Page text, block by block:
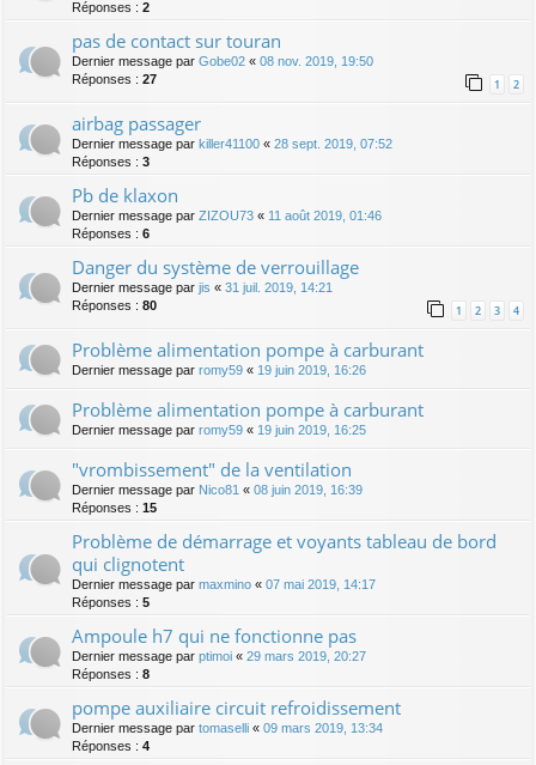
Réponses : 2
pas de contact sur touran
Dernier message par Gobe02 « 08 nov. 2019, 19:50
Réponses : 27 1 2
airbag passager
Dernier message par killer41100 « 28 sept. 2019, 07:52
Réponses : 3
Pb de klaxon
Dernier message par ZIZOU73 « 11 août 2019, 01:46
Réponses : 6
Danger du système de verrouillage
Dernier message par jis « 31 juil. 2019, 14:21
Réponses : 80 1 2 3 4
Problème alimentation pompe à carburant
Dernier message par romy59 « 19 juin 2019, 16:26
Problème alimentation pompe à carburant
Dernier message par romy59 « 19 juin 2019, 16:25
"vrombissement" de la ventilation
Dernier message par Nico81 « 08 juin 2019, 16:39
Réponses : 15
Problème de démarrage et voyants tableau de bord
qui clignotent
Dernier message par maxmino « 07 mai 2019, 14:17
Réponses : 5
Ampoule h7 qui ne fonctionne pas
Dernier message par ptimoi « 29 mars 2019, 20:27
Réponses : 8
pompe auxiliaire circuit refroidissement
Dernier message par tomaselli « 09 mars 2019, 13:34
Réponses : 4